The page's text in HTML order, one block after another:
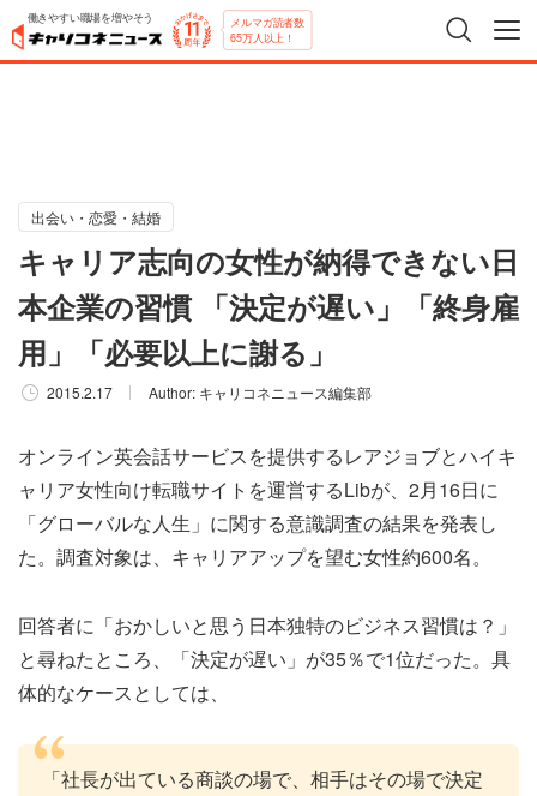
働きやすい職場を増やそう メルマガ読者数
65万人以上！
出会い・恋愛・結婚
キャリア志向の女性が納得できない日
本企業の習慣 「決定が遅い」「終身雇
用」「必要以上に謝る」
2015.2.17 Author: キャリコネニュース編集部
オンライン英会話サービスを提供するレアジョブとハイキ
ャリア女性向け転職サイトを運営するLibが、2月16日に
「グローバルな人生」に関する意識調査の結果を発表し
た。調査対象は、キャリアアップを望む女性約600名。
回答者に「おかしいと思う日本独特のビジネス習慣は？」
と尋ねたところ、「決定が遅い」が35％で1位だった。具
体的なケースとしては、
「社長が出ている商談の場で、相手はその場で決定